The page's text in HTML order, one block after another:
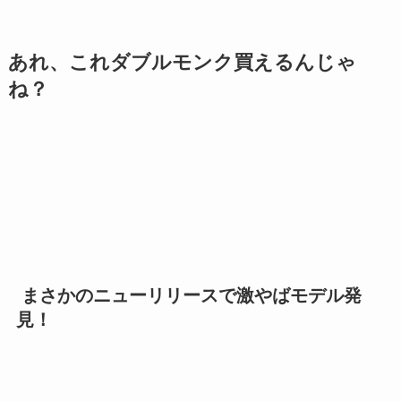
あれ、これダブルモンク買えるんじゃ
ね？
まさかのニューリリースで激やばモデル発
見！